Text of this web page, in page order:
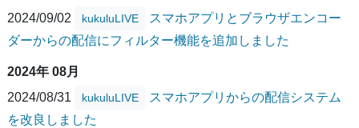
2024/09/02
kukuluLIVE
スマホアプリとブラウザエンコー
ダーからの配信にフィルター機能を追加しました
2024年 08月
2024/08/31
kukuluLIVE
スマホアプリからの配信システム
を改良しました